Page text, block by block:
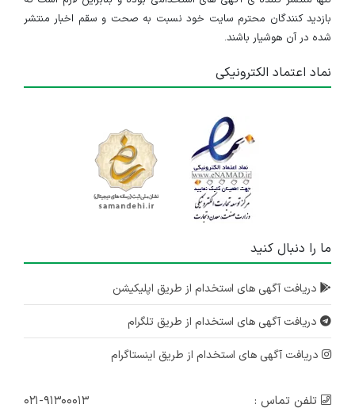
بازدید کنندگان محترم سایت خود نسبت به صحت و سقم اخبار منتشر
شده در آن هوشیار باشند.
نماد اعتماد الکترونیکی
ما را دنبال کنید
دریافت آگهی های استخدام از طریق اپلیکیشن
دریافت آگهی های استخدام از طریق تلگرام
دریافت آگهی های استخدام از طریق اینستاگرام
تلفن تماس : ۰۲۱-۹۱۳۰۰۰۱۳